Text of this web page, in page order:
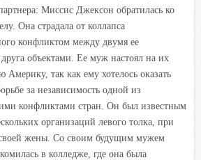
Миссис Джексон обратилась ко
Она страдала от коллапса
конфликтом между двумя ее
объектами. Ее муж настоял на их
Америку, так как ему хотелось оказать
за независимость одной из
конфликтами стран. Он был известным
организаций левого толка, при
жены. Со своим будущим мужем
в колледже, где она была